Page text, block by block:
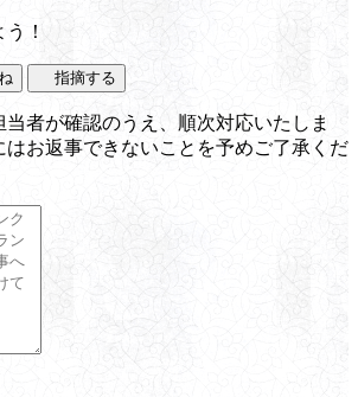
！
指摘する
者が確認のうえ、順次対応いたしま
はお返事できないことを予めご了承くだ